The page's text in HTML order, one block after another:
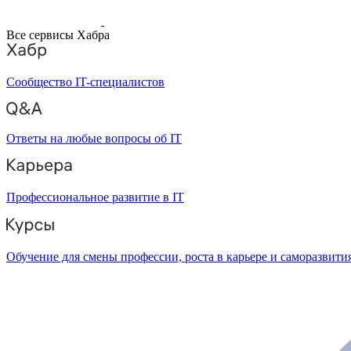
Все сервисы Хабра
Сообщество IT-специалистов
Ответы на любые вопросы об IT
Профессиональное развитие в IT
Обучение для смены профессии, роста в карьере и